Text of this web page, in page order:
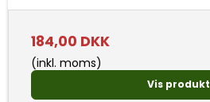
184,00 DKK
(inkl. moms)
Vis produkt